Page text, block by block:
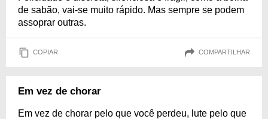
de sabão, vai-se muito rápido. Mas sempre se podem
assoprar outras.
COPIAR COMPARTILHAR
Em vez de chorar
Em vez de chorar pelo que você perdeu, lute pelo que